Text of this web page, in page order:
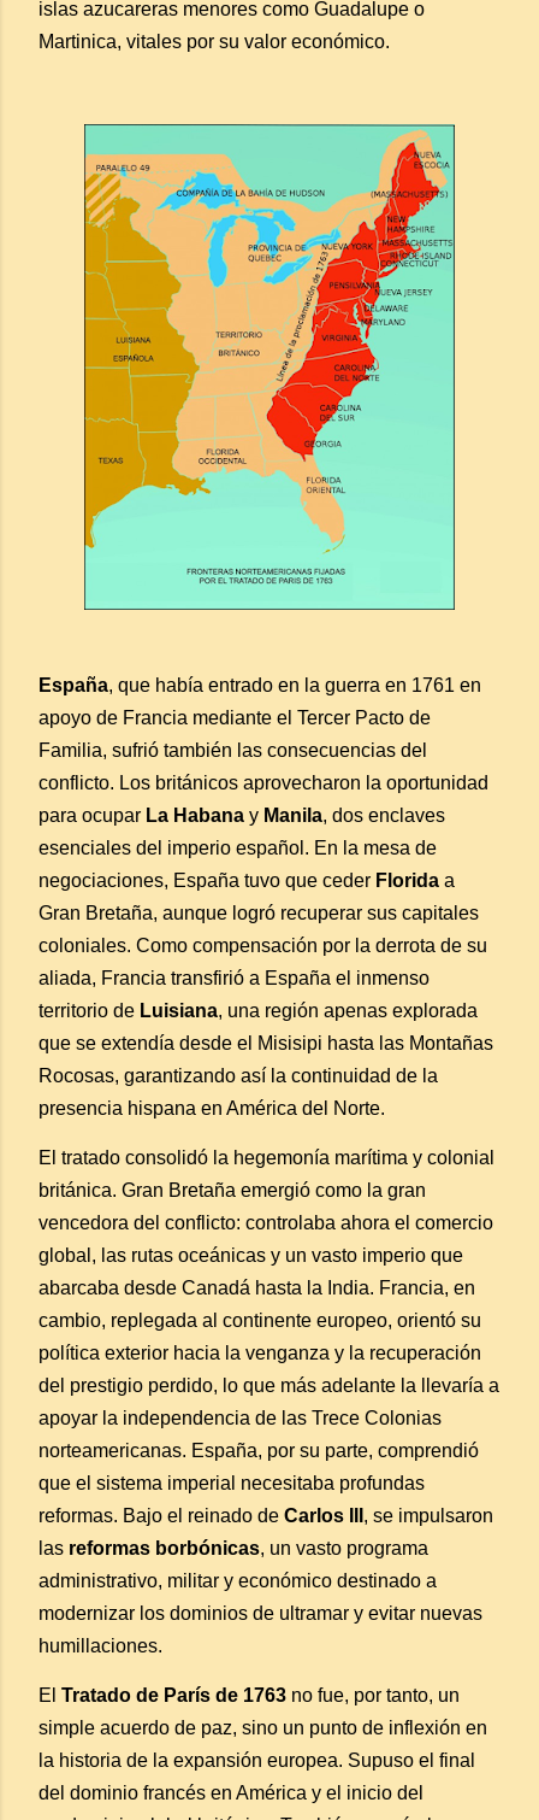
islas azucareras menores como Guadalupe o
Martinica, vitales por su valor económico.
España, que había entrado en la guerra en 1761 en
apoyo de Francia mediante el Tercer Pacto de
Familia, sufrió también las consecuencias del
conflicto. Los británicos aprovecharon la oportunidad
para ocupar La Habana y Manila, dos enclaves
esenciales del imperio español. En la mesa de
negociaciones, España tuvo que ceder Florida a
Gran Bretaña, aunque logró recuperar sus capitales
coloniales. Como compensación por la derrota de su
aliada, Francia transfirió a España el inmenso
territorio de Luisiana, una región apenas explorada
que se extendía desde el Misisipi hasta las Montañas
Rocosas, garantizando así la continuidad de la
presencia hispana en América del Norte.
El tratado consolidó la hegemonía marítima y colonial
británica. Gran Bretaña emergió como la gran
vencedora del conflicto: controlaba ahora el comercio
global, las rutas oceánicas y un vasto imperio que
abarcaba desde Canadá hasta la India. Francia, en
cambio, replegada al continente europeo, orientó su
política exterior hacia la venganza y la recuperación
del prestigio perdido, lo que más adelante la llevaría a
apoyar la independencia de las Trece Colonias
norteamericanas. España, por su parte, comprendió
que el sistema imperial necesitaba profundas
reformas. Bajo el reinado de Carlos III , se impulsaron
las reformas borbónicas, un vasto programa
administrativo, militar y económico destinado a
modernizar los dominios de ultramar y evitar nuevas
humillaciones.
El Tratado de París de 1763 no fue, por tanto, un
simple acuerdo de paz, sino un punto de inflexión en
la historia de la expansión europea. Supuso el final
del dominio francés en América y el inicio del